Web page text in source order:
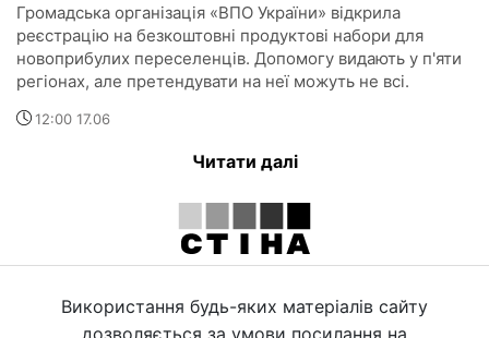
Громадська організація «ВПО України» відкрила
реєстрацію на безкоштовні продуктові набори для
новоприбулих переселенців. Допомогу видають у п'яти
регіонах, але претендувати на неї можуть не всі.
12:00 17.06
Читати далі
Використання будь-яких матеріалів сайту
дозволяється за умови посилання на